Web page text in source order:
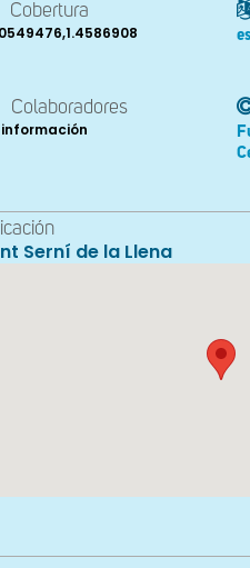
Cobertura
Colaboradores
información
Serní de la Llena